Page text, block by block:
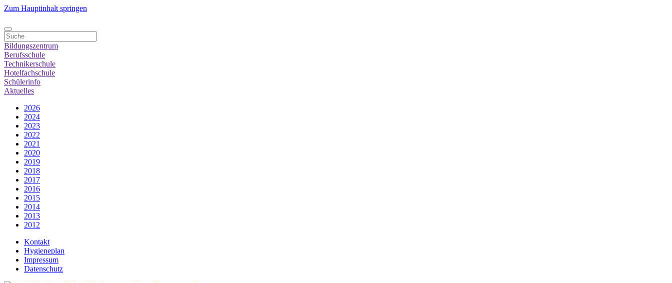
Zum Hauptinhalt springen
Bildungszentrum
Berufsschule
Technikerschule
Hotelfachschule
Schülerinfo
Aktuelles
2026
2024
2023
2022
2021
2020
2019
2018
2017
2016
2015
2014
2013
2012
Kontakt
Hygieneplan
Impressum
Datenschutz